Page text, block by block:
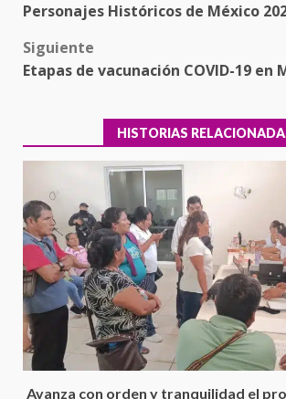
Personajes Históricos de México
Siguiente
Etapas de vacunación COVID-19 en
HISTORIAS
Avanza con orden y tranquilidad el
3
Ciudad Salud:
Oaxaca